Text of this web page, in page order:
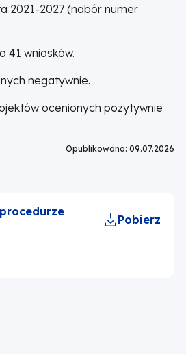
2021-2027 (nabór numer
41 wniosków.
negatywnie.
ocenionych pozytywnie
Opublikowano: 09.07.2026
Pobierz